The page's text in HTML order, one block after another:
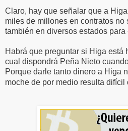
Claro, hay que señalar que a
miles de millones en contratos no
también en diversos estados para
Habrá que preguntar si Higa está
cual dispondrá Peña Nieto
Porque darle tanto dinero a Higa
moche de por medio resulta difícil